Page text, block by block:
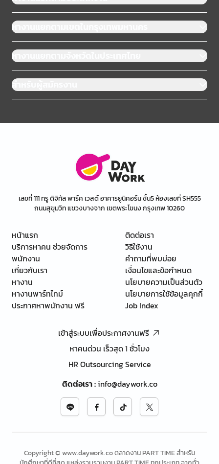
หางานแยกตามเขตในกรุงเทพมหานคร
หางานแยกตามจังหวัดในประเทศไทย
สำหรับผู้สมัครงาน
เลขที่ 111 ทรู ดิจิทัล พาร์ค เวสต์ อาคารยูนิคอร์น ชั้น5 ห้องเลขที่ SH555
ถนนสุขุมวิท แขวงบางจาก เขตพระโขนง กรุงเทพ 10260
หน้าแรก
บริการหาคน ช่วยจัดการ
พนักงาน
เกี่ยวกับเรา
หางาน
หางานพาร์ทไทม์
ประกาศหาพนักงาน ฟรี
ติดต่อเรา
วิธีใช้งาน
คำถามที่พบบ่อย
เงื่อนไขและข้อกำหนด
นโยบายความเป็นส่วนตัว
นโยบายการใช้ข้อมูลคุกกี้
Job Index
เข้าสู่ระบบเพื่อประกาศงานฟรี
หาคนด่วน เร็วสุด 1 ชั่วโมง
HR Outsourcing Service
ติดต่อเรา:info@daywork.co
Copyright © www.daywork.co ตลาดงาน PART TIME สำหรับ